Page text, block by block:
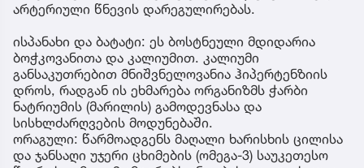
არტერიული წნევის დარეგულირებას.
ისპანახი და ბატატი: ეს ბოსტნეული მდიდარია
ბოჭკოვანითა და კალიუმით. კალიუმი
განსაკუთრებით მნიშვნელოვანია ჰიპერტენზიის
დროს, რადგან ის ეხმარება ორგანიზმს ჭარბი
ნატრიუმის (მარილის) გამოდევნასა და
სისხლძარღვების მოდუნებაში.
ორაგული: წარმოადგენს მაღალი ხარისხის ცილისა
და ჯანსაღი უჯერი ცხიმების (ომეგა-3) საუკეთესო